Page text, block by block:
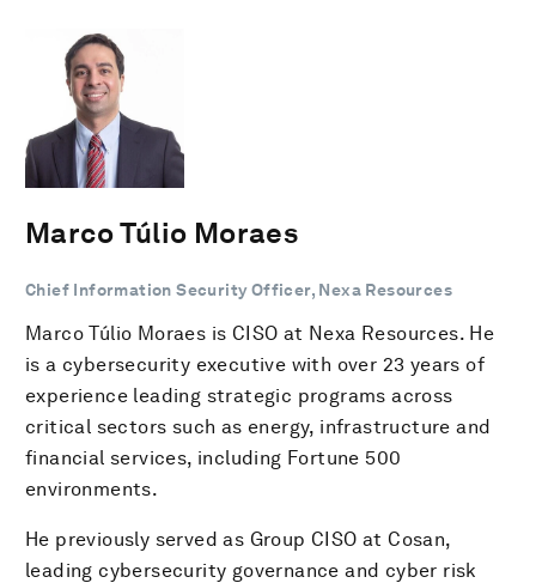
Marco Túlio Moraes
Chief Information Security Officer, Nexa Resources
Marco Túlio Moraes is CISO at Nexa Resources. He
is a cybersecurity executive with over 23 years of
experience leading strategic programs across
critical sectors such as energy, infrastructure and
financial services, including Fortune 500
environments.
He previously served as Group CISO at Cosan,
leading cybersecurity governance and cyber risk